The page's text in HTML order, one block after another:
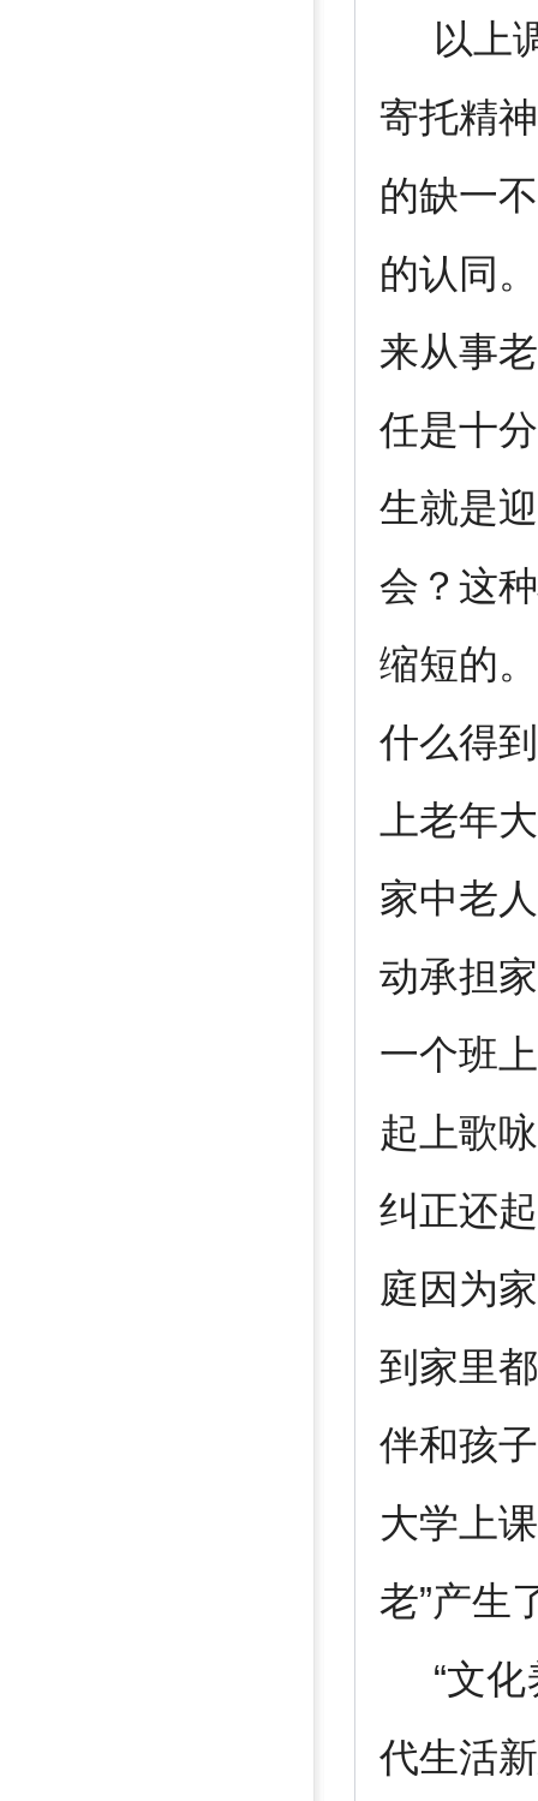
以上调
寄托精
的缺一
的认同
来从事
任是十
生就是
会？这
缩短的
什么得
上老年
家中老
动承担
一个班
起上歌
纠正还
庭因为
到家里
伴和孩
大学上
老”产生
“文化
代生活